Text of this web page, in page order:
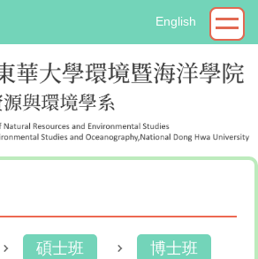
English
碩士班 博士班